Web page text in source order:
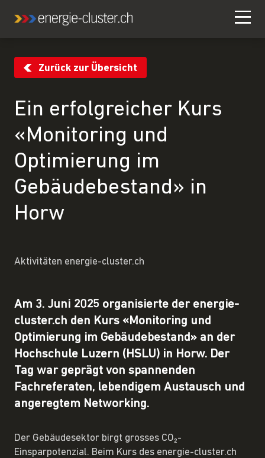
Zurück zur Übersicht
Ein erfolgreicher Kurs
«Monitoring und
Optimierung im
Gebäudebestand» in
Horw
Aktivitäten energie-cluster.ch
Am 3. Juni 2025 organisierte der energie-
cluster.ch den Kurs «Monitoring und
Optimierung im Gebäudebestand» an der
Hochschule Luzern (HSLU) in Horw. Der
Tag war geprägt von spannenden
Fachreferaten, lebendigem Austausch und
angeregtem Networking.
Der Gebäudesektor birgt grosses CO₂-
Einsparpotenzial. Beim Kurs des energie-cluster.ch